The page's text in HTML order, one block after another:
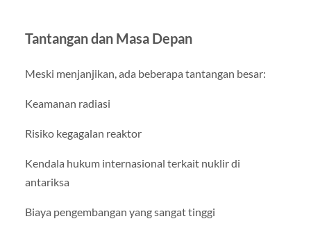
Tantangan dan Masa Depan
Meski menjanjikan, ada beberapa tantangan besar:
Keamanan radiasi
Risiko kegagalan reaktor
Kendala hukum internasional terkait nuklir di
antariksa
Biaya pengembangan yang sangat tinggi